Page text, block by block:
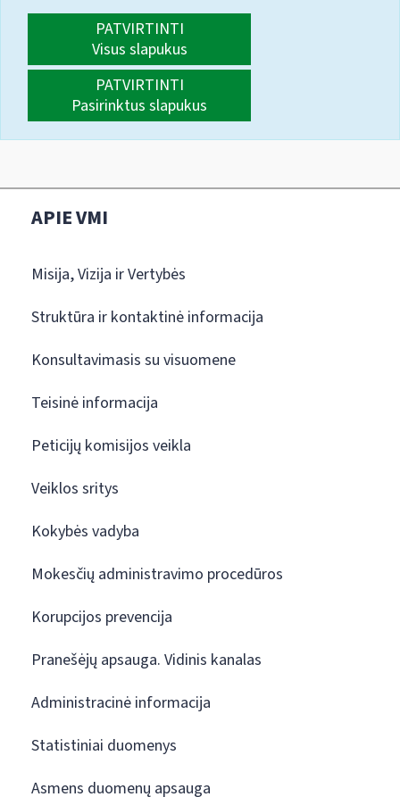
PATVIRTINTI
Visus slapukus
PATVIRTINTI
Pasirinktus slapukus
APIE VMI
Misija, Vizija ir Vertybės
Struktūra ir kontaktinė informacija
Konsultavimasis su visuomene
Teisinė informacija
Peticijų komisijos veikla
Veiklos sritys
Kokybės vadyba
Mokesčių administravimo procedūros
Korupcijos prevencija
Pranešėjų apsauga. Vidinis kanalas
Administracinė informacija
Statistiniai duomenys
Asmens duomenų apsauga